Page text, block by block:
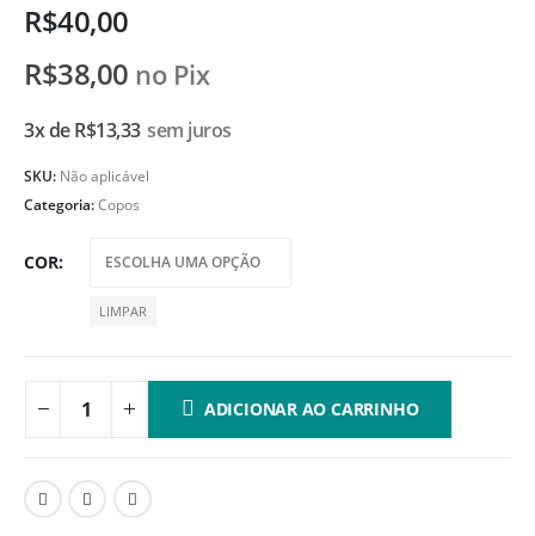
R$40,00
R$38,00 no Pix
3x deR$13,33 sem juros
SKU: Não aplicável
Categoria:Copos
COR
LIMPAR
ADICIONAR AO CARRINHO